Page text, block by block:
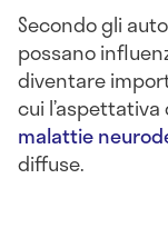
Secondo gli
possano
diventare
cui
malattie
diffuse.